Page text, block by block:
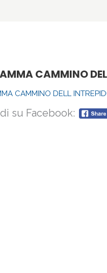
CAMMINO
CAMMINO DELL
su Facebook: